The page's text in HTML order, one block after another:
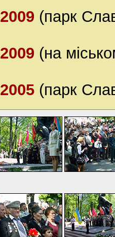
2009 (парк
2009 (на
2005(парк